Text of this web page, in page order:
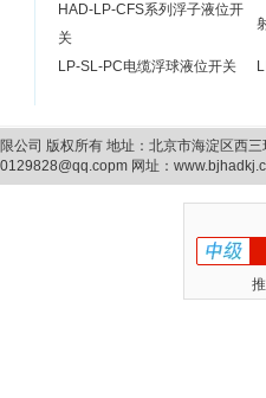
HAD-LP-CFS系列浮子液位开
关
LP-SL-PC电缆浮球液位开关
公司 版权所有 地址：北京市海淀区西
网址：